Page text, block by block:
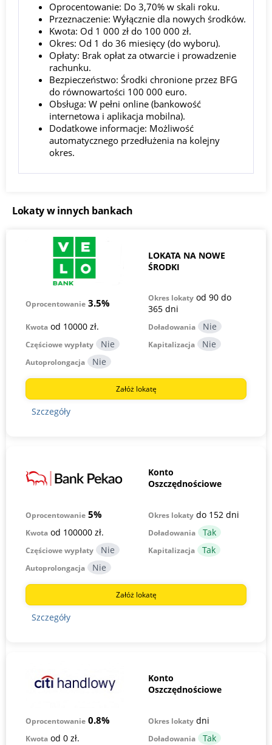
Oprocentowanie: Do 3,70% w skali roku.
Przeznaczenie: Wyłącznie dla nowych środków.
Kwota: Od 1 000 zł do 100 000 zł.
Okres: Od 1 do 36 miesięcy (do wyboru).
Opłaty: Brak opłat za otwarcie i prowadzenie
rachunku.
Bezpieczeństwo: Środki chronione przez BFG
do równowartości 100 000 euro.
Obsługa: W pełni online (bankowość
internetowa i aplikacja mobilna).
Dodatkowe informacje: Możliwość
automatycznego przedłużenia na kolejny
okres.
Lokaty w innych bankach
LOKATA NA NOWE
ŚRODKI
Oprocentowanie 3.5% Okres lokaty od 90 do
365 dni
Kwota od 10000 zł.
Doładowania
Częściowe wypłaty
Kapitalizacja
Autoprolongacja
Załóż lokatę
Szczegóły
Konto
Oszczędnościowe
Oprocentowanie 5% Okres lokaty do 152 dni
Kwota od 100000 zł.
Doładowania
Częściowe wypłaty
Kapitalizacja
Autoprolongacja
Załóż lokatę
Szczegóły
Konto
Oszczędnościowe
Oprocentowanie 0.8% Okres lokaty dni
Kwota od 0 zł.
Doładowania